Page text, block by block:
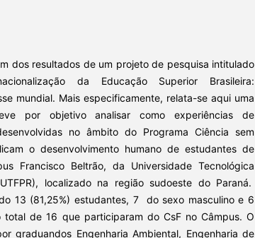
dos resultados de um projeto de pesquisa intitulado
da Educação Superior Brasileira:
mundial. Mais especificamente, relata-se aqui uma
por objetivo analisar como experiências de
no âmbito do Programa Ciência sem
o desenvolvimento humano de estudantes de
Francisco Beltrão, da Universidade Tecnológica
localizado na região sudoeste do Paraná.
13 (81,25%) estudantes, 7 do sexo masculino e 6
total de 16 que participaram do CsF no Câmpus. O
graduandos Engenharia Ambiental, Engenharia de